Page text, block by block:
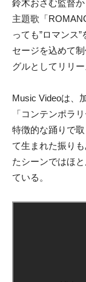
鈴木おさむ監督
主題歌「
っても”ロマンス
セージを込めて
グルとしてリリー
Music Videoは、
「コンテンポラ
特徴的な踊りで
て生まれた振り
たシーンではほ
ている。